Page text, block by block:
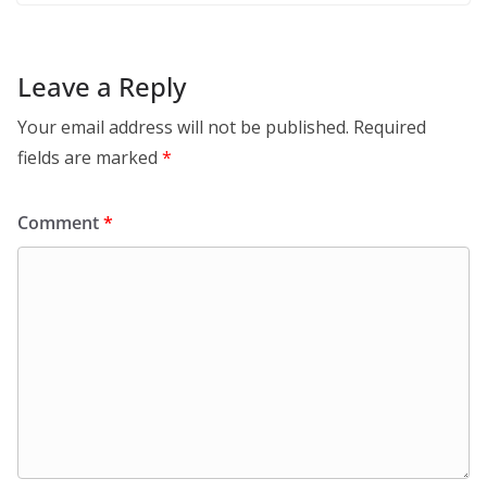
Leave a Reply
Your email address will not be published. Required
fields are marked *
Comment*